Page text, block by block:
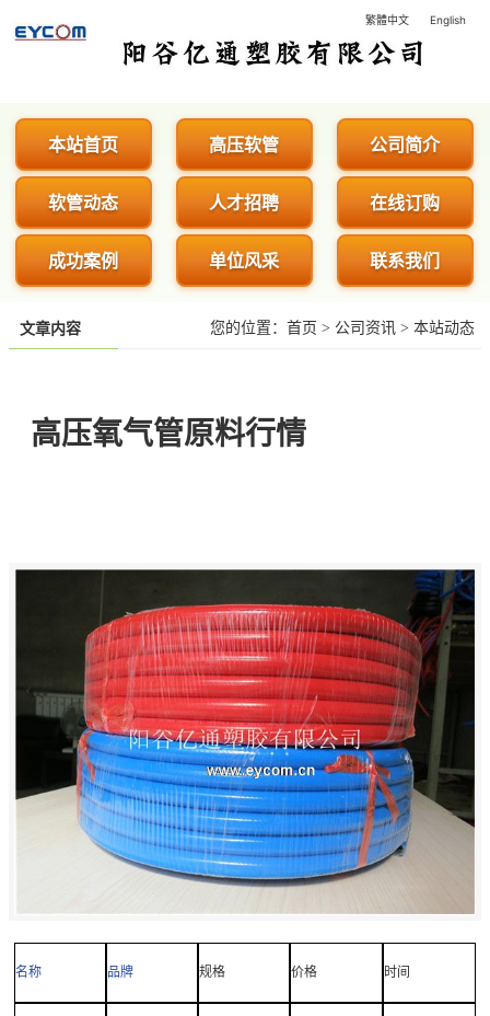
阳谷亿通塑胶有限公司 - 专业生产
繁體中文 English
本站首页 高压软管 公司简介
软管动态 人才招聘 在线订购
成功案例 单位风采 联系我们
文章内容 您的位置： 首页 > 公司资讯 > 本站动态
高压氧气管原料行情
名称 品牌 规格 价格 时间